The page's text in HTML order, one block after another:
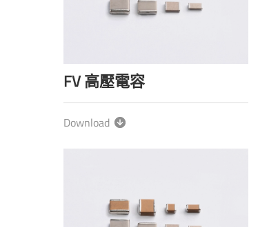
FV 高壓電容
Download